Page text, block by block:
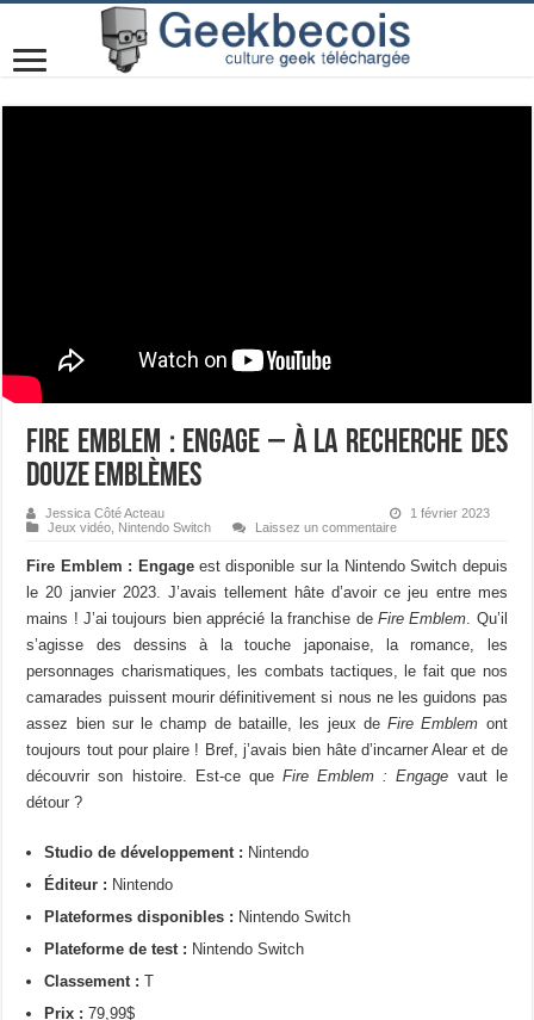
Fire Emblem : Engage – À la recherche des
douze emblèmes
Jessica Côté Acteau
1 février 2023
Jeux vidéo Nintendo Switch Laissez un commentaire
Fire Emblem : Engageest disponible sur la Nintendo Switch depuis
le 20 janvier 2023. J’avais tellement hâte d’avoir ce jeu entre mes
mains ! J’ai toujours bien apprécié la franchise deFire Emblem. Qu’il
s’agisse des dessins à la touche japonaise, la romance, les
personnages charismatiques, les combats tactiques, le fait que nos
camarades puissent mourir définitivement si nous ne les guidons pas
assez bien sur le champ de bataille, les jeux deFire Emblem ont
toujours tout pour plaire ! Bref, j’avais bien hâte d’incarner Alear et de
découvrir son histoire. Est-ce que Fire Emblem : Engage vaut le
détour ?
Studio de développement : Nintendo
Éditeur : Nintendo
Plateformes disponibles : Nintendo Switch
Plateforme de test : Nintendo Switch
Classement :T
Prix :79,99$